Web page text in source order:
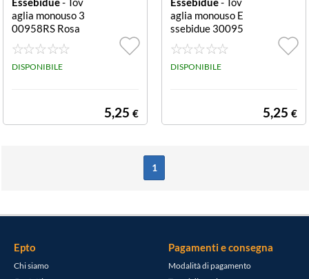
aglia monouso 3
00958RS Rosa
Tovaglia monou
so Essebidue 30
0958RS Rosa
DISPONIBILE
5,25 €
aglia monouso E
ssebidue 30095
8AZ Azzurro
DISPONIBILE
5,25 €
1
Epto
Chi siamo
Pagamenti e consegna
Modalità di pagamento